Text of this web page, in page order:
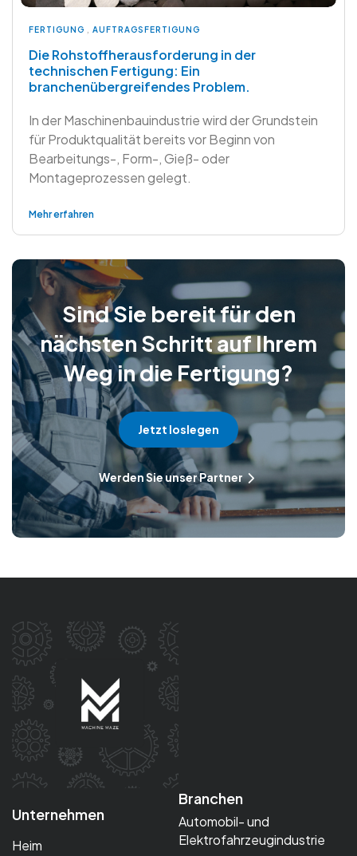
FERTIGUNG AUFTRAGSFERTIGUNG
Die Rohstoffherausforderung in der
technischen Fertigung: Ein
branchenübergreifendes Problem.
In der Maschinenbauindustrie wird der Grundstein
für Produktqualität bereits vor Beginn von
Bearbeitungs-, Form-, Gieß- oder
Montageprozessen gelegt.
Mehr erfahren
Sind Sie bereit für den
nächsten Schritt auf Ihrem
Weg in die Fertigung?
Jetzt loslegen
Werden Sie unser Partner
Unternehmen
Heim
Branchen
Automobil- und
Elektrofahrzeugindustrie